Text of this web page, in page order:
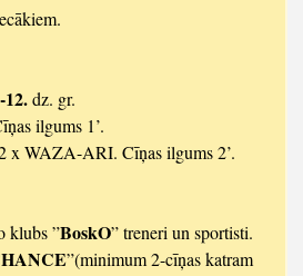
dz. gr.
ilgums 1’.
x WAZA-ARI. Cīņas ilgums 2’.
klubs ”BoskO” treneri un sportisti.
”(minimum 2-cīņas katram